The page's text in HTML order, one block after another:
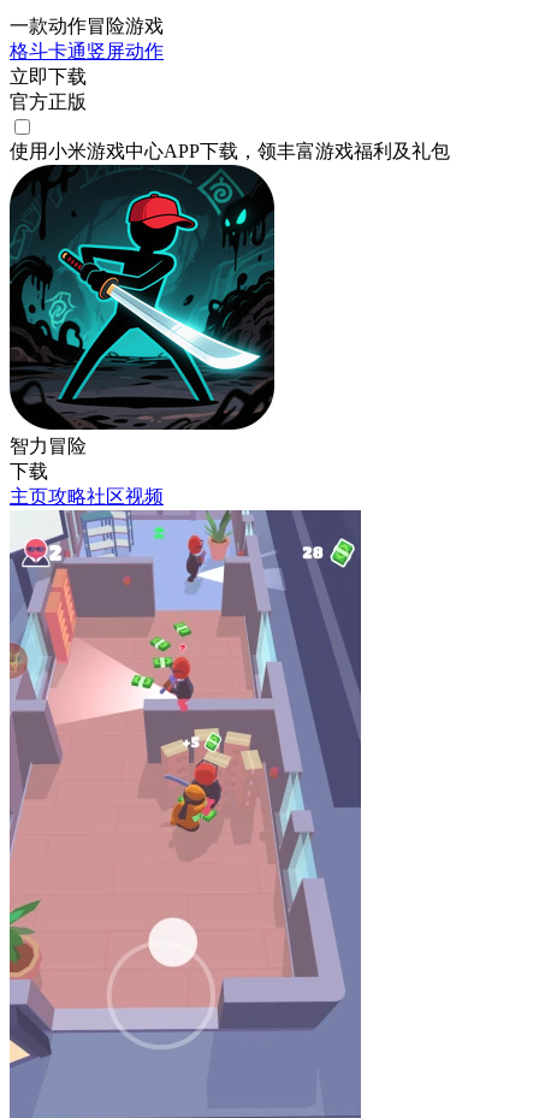
一款动作冒险游戏
格斗卡通竖屏动作
立即下载
官方正版
使用小米游戏中心APP下载 ，领丰富游戏福利 及礼包
智力冒险
下载
主页攻略社区视频